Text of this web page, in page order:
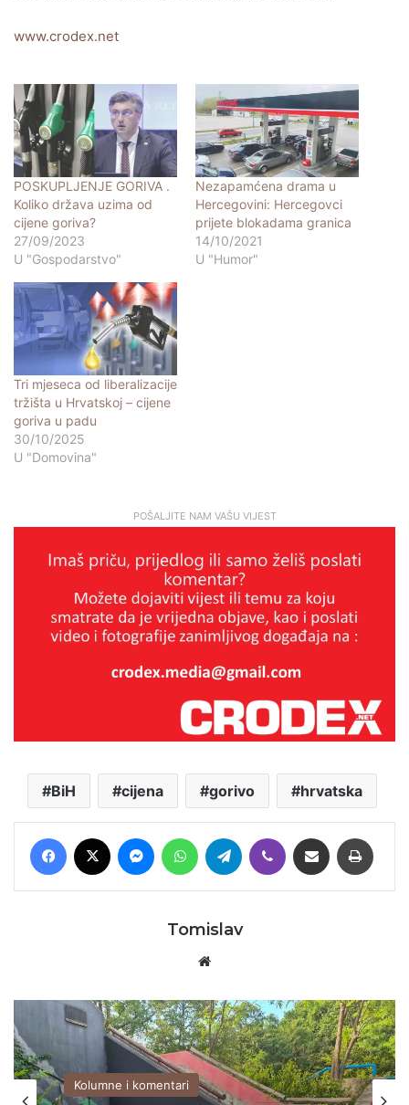
www.crodex.net
POSKUPLJENJE GORIVA .
Koliko država uzima od
cijene goriva?
27/09/2023
U "Gospodarstvo"
Nezapamćena drama u
Hercegovini: Hercegovci
prijete blokadama granica
14/10/2021
U "Humor"
Tri mjeseca od liberalizacije
tržišta u Hrvatskoj – cijene
goriva u padu
30/10/2025
U "Domovina"
POŠALJITE NAM VAŠU VIJEST
BiH cijena gorivo hrvatska
Facebook MessengerWhatsAppTelegram Viber Podijeli putem E-maila
Tomislav
Kolumne i komentari